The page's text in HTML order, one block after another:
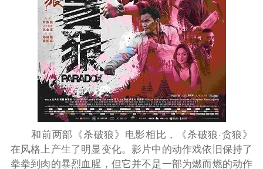
和前两部《杀破狼》电影相比，《杀破狼·贪狼》
在风格上产生了明显变化。影片中的动作戏依旧保持了
拳拳到肉的暴烈血腥，但它并不是一部为燃而燃的动作